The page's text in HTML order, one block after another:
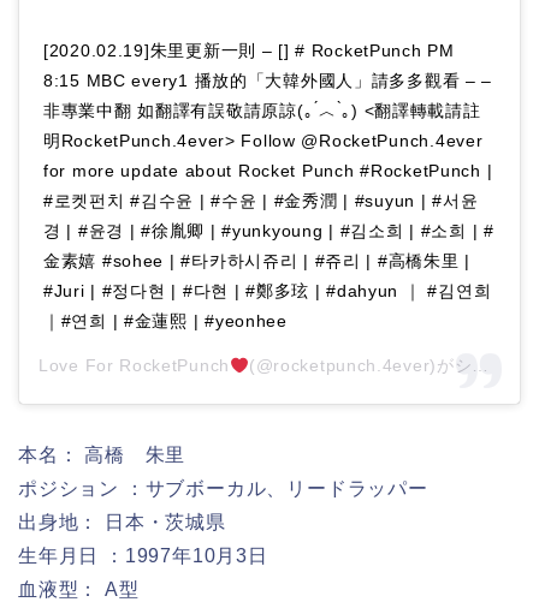
[2020.02.19]朱里更新一則 – [] # RocketPunch PM
8:15 MBC every1 播放的「大韓外國人」請多多觀看 – –
非專業中翻 如翻譯有誤敬請原諒(｡ ́︿ ̀｡) <翻譯轉載請註
明RocketPunch.4ever> Follow @RocketPunch.4ever
for more update about Rocket Punch #RocketPunch |
#로켓펀치 #김수윤 | #수윤 | #金秀潤 | #suyun | #서윤
경 | #윤경 | #徐胤卿 | #yunkyoung | #김소희 | #소희 | #
金素嬉 #sohee | #타카하시쥬리 | #쥬리 | #高橋朱里 |
#Juri | #정다현 | #다현 | #鄭多玹 | #dahyun ｜ #김연희
｜#연희 | #金蓮熙 | #yeonhee
Love For RocketPunch (@rocketpunch.4ever)がシェアした投稿 –
本名： 高橋 朱里
ポジション ：サブボーカル、リードラッパー
出身地： 日本・茨城県
生年月日 ：1997年10月3日
血液型： A型